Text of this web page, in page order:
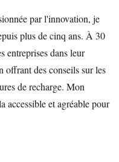
par l'innovation, je
plus de cinq ans. À 30
entreprises dans leur
offrant des conseils sur les
de recharge. Mon
accessible et agréable pour